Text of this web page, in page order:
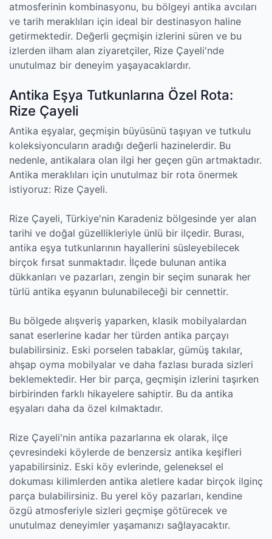
atmosferinin kombinasyonu, bu bölgeyi antika avcıları
ve tarih meraklıları için ideal bir destinasyon haline
getirmektedir. Değerli geçmişin izlerini süren ve bu
izlerden ilham alan ziyaretçiler, Rize Çayeli'nde
unutulmaz bir deneyim yaşayacaklardır.
Antika Eşya Tutkunlarına Özel Rota:
Rize Çayeli
Antika eşyalar, geçmişin büyüsünü taşıyan ve tutkulu
koleksiyoncuların aradığı değerli hazinelerdir. Bu
nedenle, antikalara olan ilgi her geçen gün artmaktadır.
Antika meraklıları için unutulmaz bir rota önermek
istiyoruz: Rize Çayeli.
Rize Çayeli, Türkiye'nin Karadeniz bölgesinde yer alan
tarihi ve doğal güzellikleriyle ünlü bir ilçedir. Burası,
antika eşya tutkunlarının hayallerini süsleyebilecek
birçok fırsat sunmaktadır. İlçede bulunan antika
dükkanları ve pazarları, zengin bir seçim sunarak her
türlü antika eşyanın bulunabileceği bir cennettir.
Bu bölgede alışveriş yaparken, klasik mobilyalardan
sanat eserlerine kadar her türden antika parçayı
bulabilirsiniz. Eski porselen tabaklar, gümüş takılar,
ahşap oyma mobilyalar ve daha fazlası burada sizleri
beklemektedir. Her bir parça, geçmişin izlerini taşırken
birbirinden farklı hikayelere sahiptir. Bu da antika
eşyaları daha da özel kılmaktadır.
Rize Çayeli'nin antika pazarlarına ek olarak, ilçe
çevresindeki köylerde de benzersiz antika keşifleri
yapabilirsiniz. Eski köy evlerinde, geleneksel el
dokuması kilimlerden antika aletlere kadar birçok ilginç
parça bulabilirsiniz. Bu yerel köy pazarları, kendine
özgü atmosferiyle sizleri geçmişe götürecek ve
unutulmaz deneyimler yaşamanızı sağlayacaktır.